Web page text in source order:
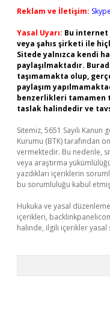
Reklam ve İletişim:
Yasal Uyarı: Bu
veya şahıs şirketi ile
Sitede yalnızca kendi
paylaşılmaktadır.
taşımamakta olup,
paylaşım
benzerlikleri tamamen
taslak halindedir ve
Sitemiz, 5651 Sayılı
Kurumu (BTK) tarafından
vermektedir. Bu nedenle,
veya araştırma
yazdıkları içeriklerin
bu sorumluluğu kabul etmiş
Hukuka ve yasal
içerikleri,
halinde, ilgili içerikler yasal